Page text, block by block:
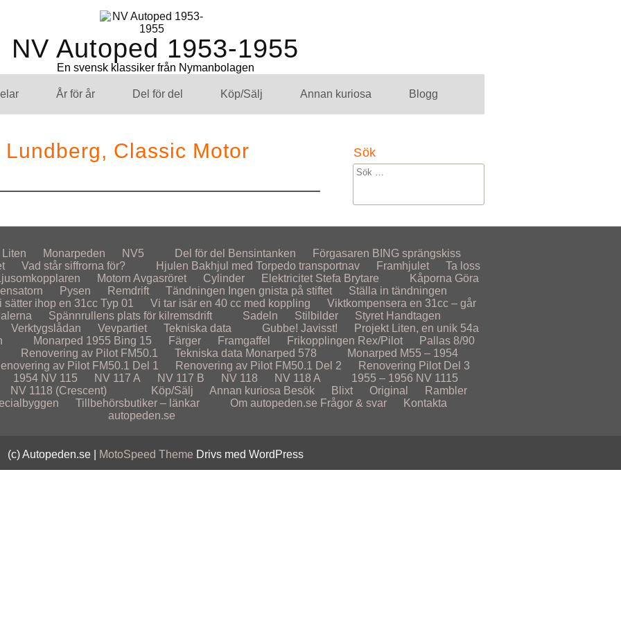
NV Autoped 1953-1955
En svensk klassiker från Nymanbolagen
År för år Del för del Köp/Sälj Annan kuriosa Blogg
Classic Motor Sök
Liten Monarpeden NV5 Del för del Bensintanken Förgasaren BING sprängskiss
Vad står siffrorna för? Hjulen Bakhjul med Torpedo transportnav Framhjulet
Ta loss
Ljusomkopplaren Motorn Avgasröret Cylinder Elektricitet Stefa Brytare Kåporna Göra
Pysen Remdrift Tändningen Ingen gnista på stiftet
Ställa in tändningen
sätter ihop en 31cc Typ 01 Vi tar isär en 40 cc med koppling
Viktkompensera en 31cc – går
Spännrullens plats för kilremsdrift Sadeln Stilbilder Styret Handtagen
Verktygslådan Vevpartiet Tekniska data Gubbe! Javisst! Projekt
Liten, en unik 54a
Monarped 1955 Bing 15 Färger Framgaffel Frikopplingen Rex/Pilot
Pallas 8/90
Renovering av Pilot FM50.1 Tekniska data Monarped 578
Monarped M55 – 1954
av Pilot FM50.1 Del 1 Renovering av Pilot FM50.1 Del 2
Renovering Pilot Del 3
1954 NV 115 NV 117 A NV 117 B NV 118 NV 118 A 1955 – 1956 NV 1115
NV 1118 (Crescent) Köp/Sälj Annan kuriosa Besök Blixt Original
Rambler
Tillbehörsbutiker – länkar Om autopeden.se Frågor & svar
Kontakta
autopeden.se
(c) Autopeden.se | MotoSpeed Theme Drivs med WordPress